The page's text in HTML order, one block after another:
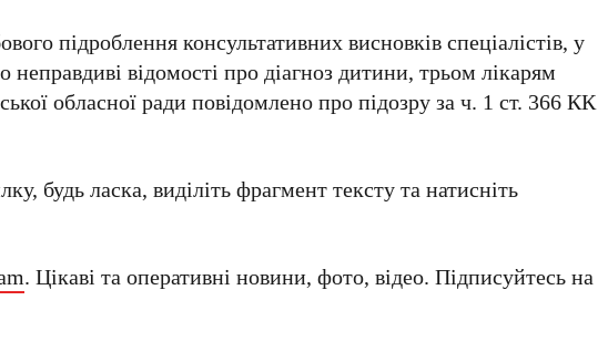
підроблення консультативних висновків спеціалістів, у
неправдиві відомості про діагноз дитини, трьом лікарям
обласної ради повідомлено про підозру за ч. 1 ст. 366 КК
будь ласка, виділіть фрагмент тексту та натисніть
. Цікаві та оперативні новини, фото, відео. Підписуйтесь на